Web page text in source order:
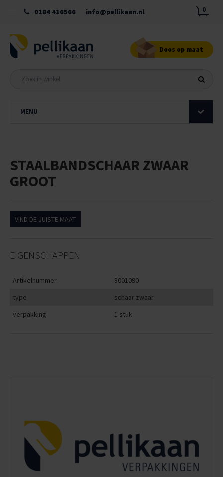
0184 416566 info@pellikaan.nl 0
Doos op maat
MENU
STAALBANDSCHAAR ZWAAR
GROOT
VIND DE JUISTE MAAT
EIGENSCHAPPEN
Artikelnummer
8001090
type
schaar zwaar
verpakking
1 stuk